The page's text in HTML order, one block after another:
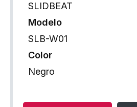
SLIDBEAT
Modelo
SLB-W01
Color
Negro